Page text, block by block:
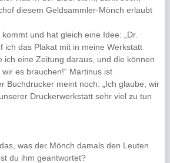
diesem Geldsammler-Mönch erlaubt
und hat gleich eine Idee: „Dr.
ich das Plakat mit in meine Werkstatt
ich eine Zeitung daraus, und die können
es brauchen!“ Martinus ist
Buchdrucker meint noch: „Ich glaube, wir
Druckerwerkstatt sehr viel zu tun
was der Mönch damals den Leuten
du ihm geantwortet?